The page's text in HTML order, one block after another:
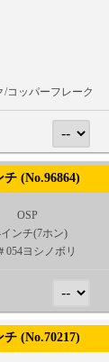
/コッパーフレーク
(No.96864)
OSP
ンチ(7ホン)
054ヨシノボリ
(No.70217)